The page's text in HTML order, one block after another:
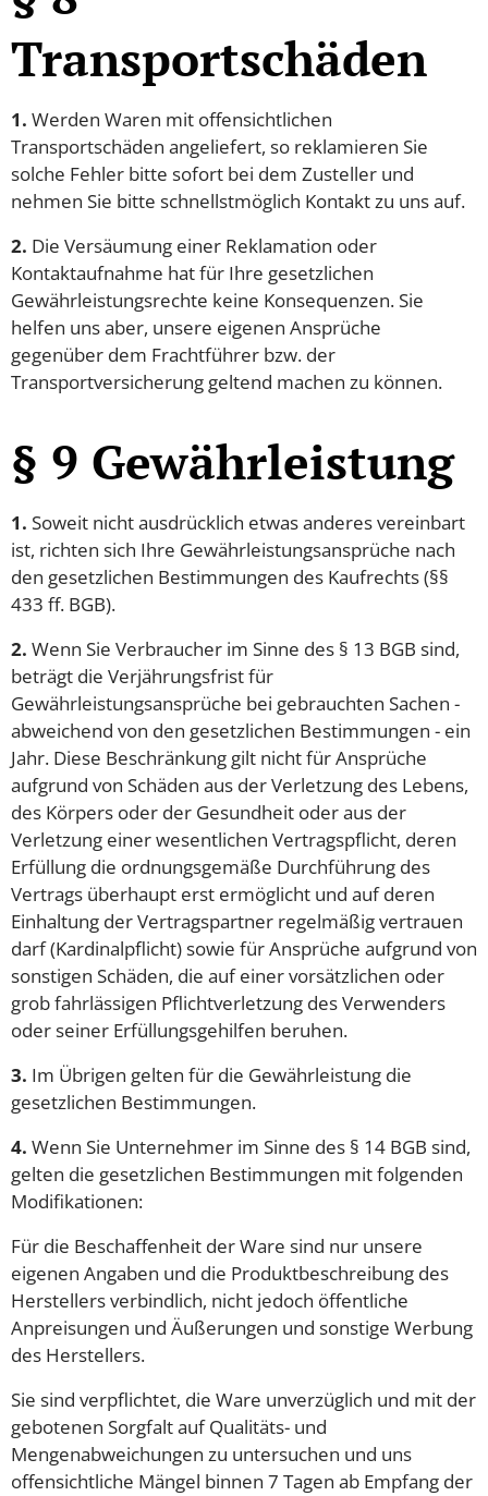
Transportschäden
1. Werden Waren mit offensichtlichen
Transportschäden angeliefert, so reklamieren Sie
solche Fehler bitte sofort bei dem Zusteller und
nehmen Sie bitte schnellstmöglich Kontakt zu uns auf.
2. Die Versäumung einer Reklamation oder
Kontaktaufnahme hat für Ihre gesetzlichen
Gewährleistungsrechte keine Konsequenzen. Sie
helfen uns aber, unsere eigenen Ansprüche
gegenüber dem Frachtführer bzw. der
Transportversicherung geltend machen zu können.
§ 9 Gewährleistung
1. Soweit nicht ausdrücklich etwas anderes vereinbart
ist, richten sich Ihre Gewährleistungsansprüche nach
den gesetzlichen Bestimmungen des Kaufrechts (§§
433 ff. BGB).
2. Wenn Sie Verbraucher im Sinne des § 13 BGB sind,
beträgt die Verjährungsfrist für
Gewährleistungsansprüche bei gebrauchten Sachen -
abweichend von den gesetzlichen Bestimmungen - ein
Jahr. Diese Beschränkung gilt nicht für Ansprüche
aufgrund von Schäden aus der Verletzung des Lebens,
des Körpers oder der Gesundheit oder aus der
Verletzung einer wesentlichen Vertragspflicht, deren
Erfüllung die ordnungsgemäße Durchführung des
Vertrags überhaupt erst ermöglicht und auf deren
Einhaltung der Vertragspartner regelmäßig vertrauen
darf (Kardinalpflicht) sowie für Ansprüche aufgrund von
sonstigen Schäden, die auf einer vorsätzlichen oder
grob fahrlässigen Pflichtverletzung des Verwenders
oder seiner Erfüllungsgehilfen beruhen.
3. Im Übrigen gelten für die Gewährleistung die
gesetzlichen Bestimmungen.
4. Wenn Sie Unternehmer im Sinne des § 14 BGB sind,
gelten die gesetzlichen Bestimmungen mit folgenden
Modifikationen:
Für die Beschaffenheit der Ware sind nur unsere
eigenen Angaben und die Produktbeschreibung des
Herstellers verbindlich, nicht jedoch öffentliche
Anpreisungen und Äußerungen und sonstige Werbung
des Herstellers.
Sie sind verpflichtet, die Ware unverzüglich und mit der
gebotenen Sorgfalt auf Qualitäts- und
Mengenabweichungen zu untersuchen und uns
offensichtliche Mängel binnen 7 Tagen ab Empfang der